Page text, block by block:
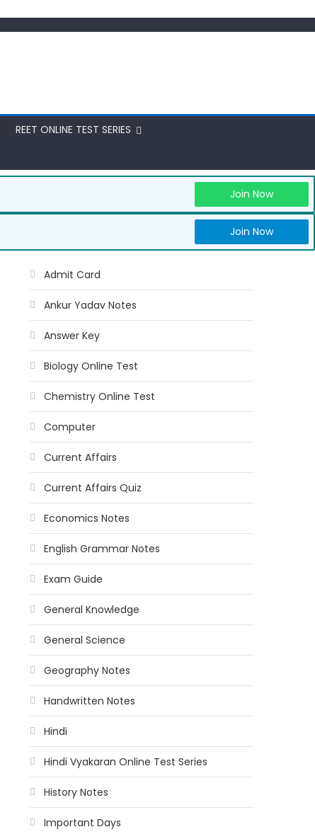
REET ONLINE TEST SERIES
Join Now
Join Now
Admit Card
Ankur Yadav Notes
Answer Key
Biology Online Test
Chemistry Online Test
Computer
Current Affairs
Current Affairs Quiz
Economics Notes
English Grammar Notes
Exam Guide
General Knowledge
General Science
Geography Notes
Handwritten Notes
Hindi
Hindi Vyakaran Online Test Series
History Notes
Important Days